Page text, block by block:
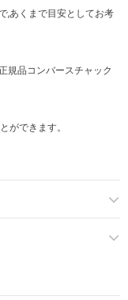
,あくまで目安としてお考
規品コンバースチャック
ができます。